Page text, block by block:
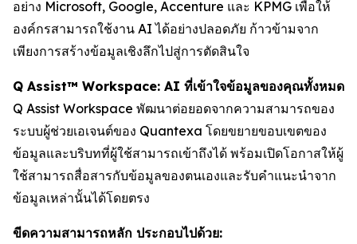
อย่าง Microsoft, Google, Accenture และ KPMG เพื่อให้
องค์กรสามารถใช้งาน AI ได้อย่างปลอดภัย ก้าวข้ามจาก
เพียงการสร้างข้อมูลเชิงลึกไปสู่การตัดสินใจ
Q Assist™ Workspace: AI ที่เข้าใจข้อมูลของคุณทั้งหมด
Q Assist Workspace พัฒนาต่อยอดจากความสามารถของ
ระบบผู้ช่วยเอเจนต์ของ Quantexa โดยขยายขอบเขตของ
ข้อมูลและบริบทที่ผู้ใช้สามารถเข้าถึงได้ พร้อมเปิดโอกาสให้ผู้
ใช้สามารถสื่อสารกับข้อมูลของตนเองและรับคำแนะนำจาก
ข้อมูลเหล่านั้นได้โดยตรง
ขีดความสามารถหลัก ประกอบไปด้วย: